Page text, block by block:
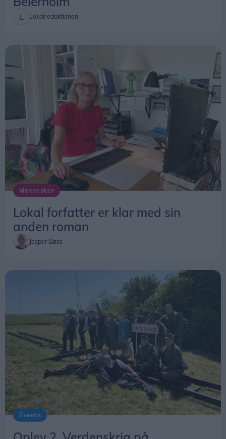
Lokalredaktionen
Mennesker
Lokal forfatter er klar med sin
anden roman
Jesper Bøss
Events